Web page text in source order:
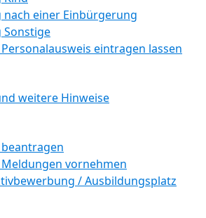
einer Einbürgerung
Sonstige
eintragen lassen
weitere Hinweise
vornehmen
/ Ausbildungsplatz